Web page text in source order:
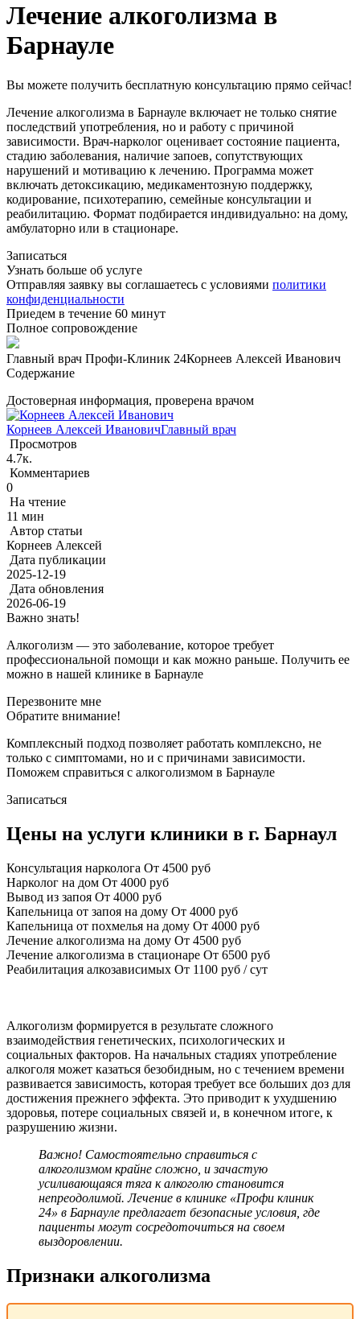
Лечение алкоголизма в
Барнауле
Вы можете получить бесплатную консультацию прямо сейчас!
Лечение алкоголизма в Барнауле включает не только снятие
последствий употребления, но и работу с причиной
зависимости. Врач-нарколог оценивает состояние пациента,
стадию заболевания, наличие запоев, сопутствующих
нарушений и мотивацию к лечению. Программа может
включать детоксикацию, медикаментозную поддержку,
кодирование, психотерапию, семейные консультации и
реабилитацию. Формат подбирается индивидуально: на дому,
амбулаторно или в стационаре.
Записаться
Узнать больше об услуге
Отправляя заявку вы соглашаетесь с условиями политики
конфиденциальности
Приедем в течение 60 минут
Полное сопровождение
Главный врач Профи-Клиник 24Корнеев Алексей Иванович
Содержание
Достоверная информация, проверена врачом
Корнеев Алексей ИвановичГлавный врач
Просмотров
4.7к.
Комментариев
0
На чтение
11 мин
Автор статьи
Корнеев Алексей
Дата публикации
2025-12-19
Дата обновления
2026-06-19
Важно знать!
Алкоголизм — это заболевание, которое требует
профессиональной помощи и как можно раньше. Получить ее
можно в нашей клинике в Барнауле
Перезвоните мне
Обратите внимание!
Комплексный подход позволяет работать комплексно, не
только с симптомами, но и с причинами зависимости.
Поможем справиться с алкоголизмом в Барнауле
Записаться
Цены на услуги клиники в г. Барнаул
Консультация нарколога От 4500 руб
Нарколог на дом От 4000 руб
Вывод из запоя От 4000 руб
Капельница от запоя на дому От 4000 руб
Капельница от похмелья на дому От 4000 руб
Лечение алкоголизма на дому От 4500 руб
Лечение алкоголизма в стационаре От 6500 руб
Реабилитация алкозависимых От 1100 руб / сут
Алкоголизм формируется в результате сложного
взаимодействия генетических, психологических и
социальных факторов. На начальных стадиях употребление
алкоголя может казаться безобидным, но с течением времени
развивается зависимость, которая требует все больших доз для
достижения прежнего эффекта. Это приводит к ухудшению
здоровья, потере социальных связей и, в конечном итоге, к
разрушению жизни.
Важно! Самостоятельно справиться с
алкоголизмом крайне сложно, и зачастую
усиливающаяся тяга к алкоголю становится
непреодолимой. Лечение в клинике «Профи клиник
24» в Барнауле предлагает безопасные условия, где
пациенты могут сосредоточиться на своем
выздоровлении.
Признаки алкоголизма